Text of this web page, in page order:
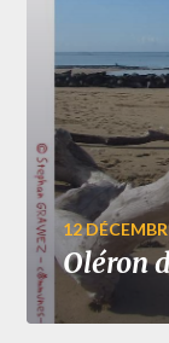
12
Oléron